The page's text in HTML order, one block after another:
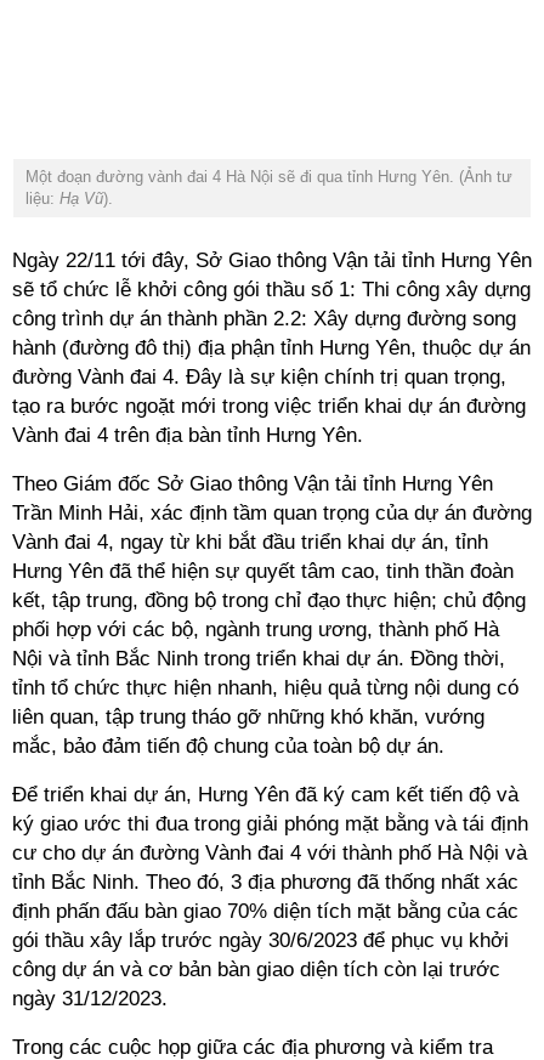
Một đoạn đường vành đai 4 Hà Nội sẽ đi qua tỉnh Hưng Yên. (Ảnh tư
liệu: Hạ Vũ).
Ngày 22/11 tới đây, Sở Giao thông Vận tải tỉnh Hưng Yên
sẽ tổ chức lễ khởi công gói thầu số 1: Thi công xây dựng
công trình dự án thành phần 2.2: Xây dựng đường song
hành (đường đô thị) địa phận tỉnh Hưng Yên, thuộc dự án
đường Vành đai 4. Đây là sự kiện chính trị quan trọng,
tạo ra bước ngoặt mới trong việc triển khai dự án đường
Vành đai 4 trên địa bàn tỉnh Hưng Yên.
Theo Giám đốc Sở Giao thông Vận tải tỉnh Hưng Yên
Trần Minh Hải, xác định tầm quan trọng của dự án đường
Vành đai 4, ngay từ khi bắt đầu triển khai dự án, tỉnh
Hưng Yên đã thể hiện sự quyết tâm cao, tinh thần đoàn
kết, tập trung, đồng bộ trong chỉ đạo thực hiện; chủ động
phối hợp với các bộ, ngành trung ương, thành phố Hà
Nội và tỉnh Bắc Ninh trong triển khai dự án. Đồng thời,
tỉnh tổ chức thực hiện nhanh, hiệu quả từng nội dung có
liên quan, tập trung tháo gỡ những khó khăn, vướng
mắc, bảo đảm tiến độ chung của toàn bộ dự án.
Để triển khai dự án, Hưng Yên đã ký cam kết tiến độ và
ký giao ước thi đua trong giải phóng mặt bằng và tái định
cư cho dự án đường Vành đai 4 với thành phố Hà Nội và
tỉnh Bắc Ninh. Theo đó, 3 địa phương đã thống nhất xác
định phấn đấu bàn giao 70% diện tích mặt bằng của các
gói thầu xây lắp trước ngày 30/6/2023 để phục vụ khởi
công dự án và cơ bản bàn giao diện tích còn lại trước
ngày 31/12/2023.
Trong các cuộc họp giữa các địa phương và kiểm tra